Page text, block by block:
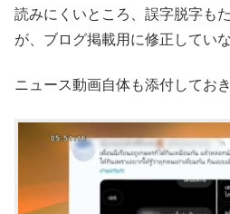
読みにくいところ、誤字脱字も
が、ブログ掲載用に修正してい
ニュース動画自体も添付してお